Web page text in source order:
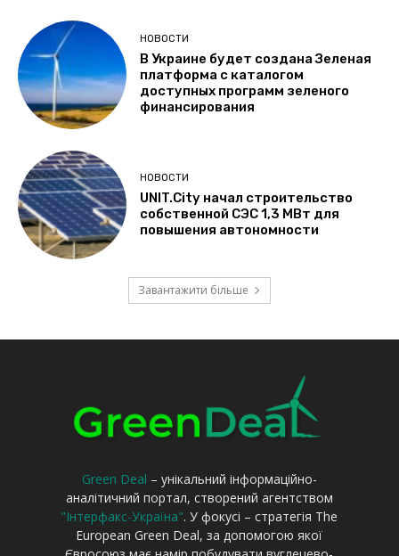
Green Deal – унікальний інформаційно-
аналітичний портал, створений агентством
"Інтерфакс-Україна". У фокусі – стратегія The
European Green Deal, за допомогою якої